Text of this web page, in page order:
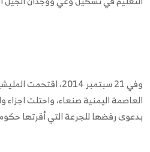
وفي 21 سبتمبر 2014،
العاصمة اليمنية صنعاء، واحتلت
بدعوى رفضها للجرعة التي أقرتها